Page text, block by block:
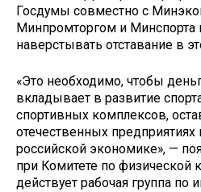
Госдумы совместно с
Минпромторгом и Минспорта
наверстывать отставание в
«Это необходимо, чтобы
вкладывает в развитие
спортивных комплексов,
отечественных предприятиях
российской экономике», —
при Комитете по физической
действует рабочая группа